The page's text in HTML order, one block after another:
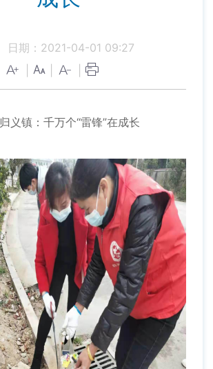
日期：2021-04-01 09:27
归义镇：千万个“雷锋”在成长